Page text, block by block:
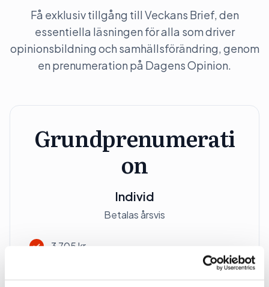
Få exklusiv tillgång till Veckans Brief, den
essentiella läsningen för alla som driver
opinionsbildning och samhällsförändring, genom
en prenumeration på Dagens Opinion.
Grundprenumerati
on
Individ
Betalas årsvis
3 705 kr